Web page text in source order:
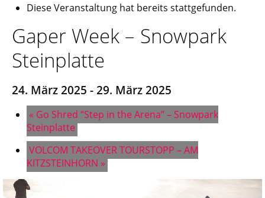
Diese Veranstaltung hat bereits stattgefunden.
Gaper Week – Snowpark
Steinplatte
24. März 2025 -29. März 2025
« Go Shred “Step in the Arena” – Snowpark
Steinplatte
VOLCOM TAKEOVER TOURSTOPP – AM
KITZSTEINHORN »